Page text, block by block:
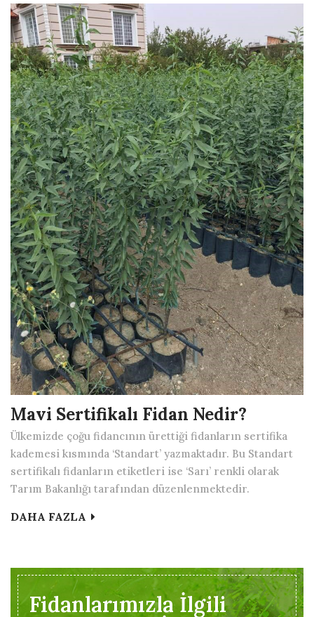
Mavi Sertifikalı Fidan Nedir?
Ülkemizde çoğu fidancının ürettiği fidanların sertifika
kademesi kısmında ‘Standart’ yazmaktadır. Bu Standart
sertifikalı fidanların etiketleri ise ‘Sarı’ renkli olarak
Tarım Bakanlığı tarafından düzenlenmektedir.
DAHA FAZLA
Fidanlarımızla İlgili